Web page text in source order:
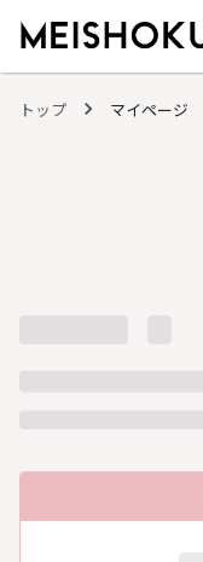
トップ マイページ